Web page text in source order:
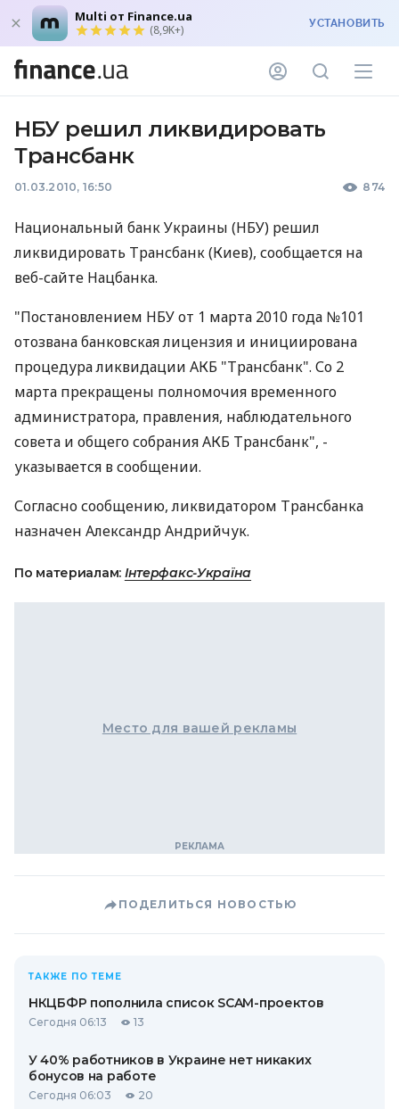
Multi от Finance.ua
(8,9K+) УСТАНОВИТЬ
НБУ решил ликвидировать
Трансбанк
01.03.2010, 16:50 874
Национальный банк Украины (НБУ) решил
ликвидировать Трансбанк (Киев), сообщается на
веб-сайте Нацбанка.
"Постановлением НБУ от 1 марта 2010 года №101
отозвана банковская лицензия и инициирована
процедура ликвидации АКБ "Трансбанк". Со 2
марта прекращены полномочия временного
администратора, правления, наблюдательного
совета и общего собрания АКБ Трансбанк", -
указывается в сообщении.
Согласно сообщению, ликвидатором Трансбанка
назначен Александр Андрийчук.
По материалам: Інтерфакс-Україна
Место для вашей рекламы
ПОДЕЛИТЬСЯ НОВОСТЬЮ
ТАКЖЕ ПО ТЕМЕ
НКЦБФР пополнила список SCAM-проектов
Сегодня 06:13 13
У 40% работников в Украине нет никаких
бонусов на работе
Сегодня 06:03 20